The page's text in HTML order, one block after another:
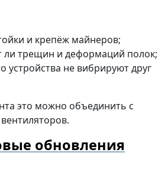
и крепёж майнеров;
ли трещин и деформаций полок;
устройства не вибрируют друг
это можно объединить с
обновления